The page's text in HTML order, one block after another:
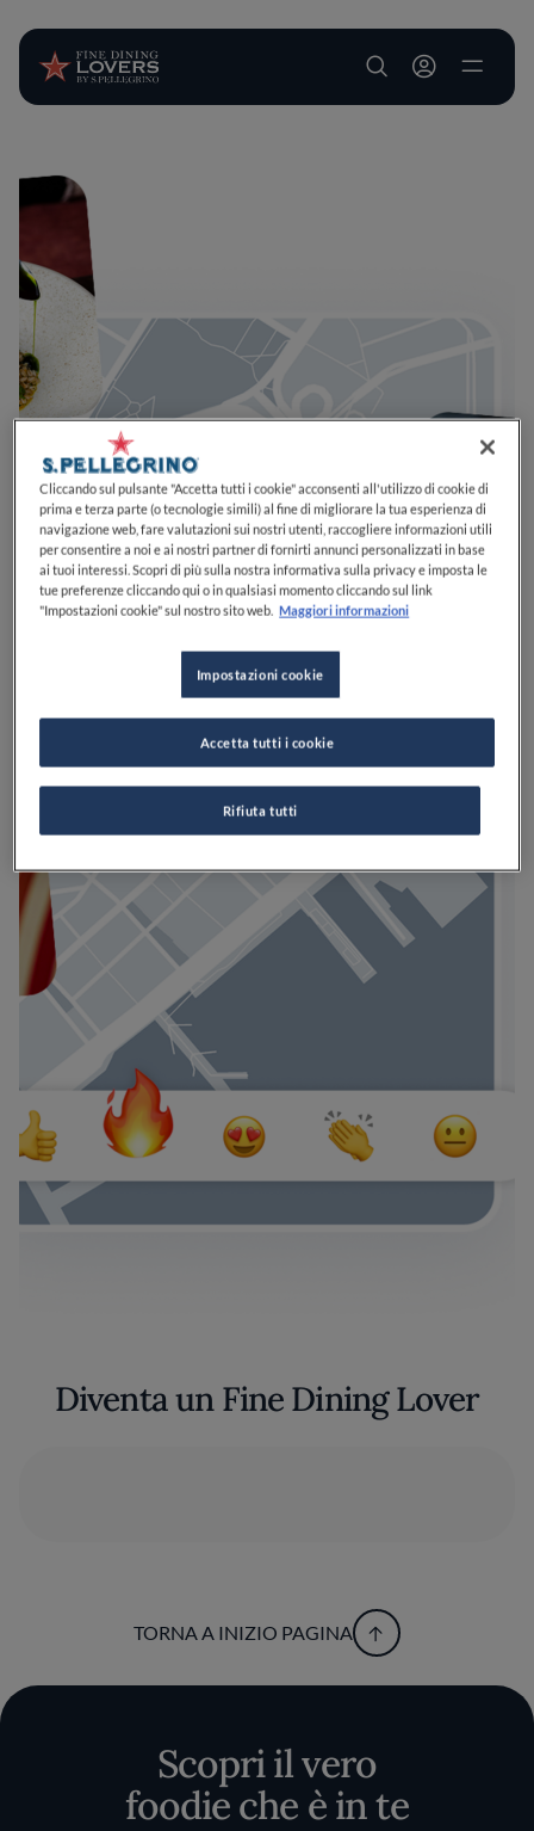
User account
Diventa un Fine Dining Lover
TORNA A INIZIO PAGINA
Scopri il vero
foodie che è in te
Cliccando sul pulsante "Accetta tutti i cookie" acconsenti all'utilizzo di cookie di
prima e terza parte (o tecnologie simili) al fine di migliorare la tua esperienza di
navigazione web, fare valutazioni sui nostri utenti, raccogliere informazioni utili
per consentire a noi e ai nostri partner di fornirti annunci personalizzati in base
ai tuoi interessi. Scopri di più sulla nostra informativa sulla privacy e imposta le
tue preferenze cliccando qui o in qualsiasi momento cliccando sul link
"Impostazioni cookie" sul nostro sito web. Maggiori informazioni
Impostazioni cookie
Rifiuta tutti
Accetta tutti i cookie